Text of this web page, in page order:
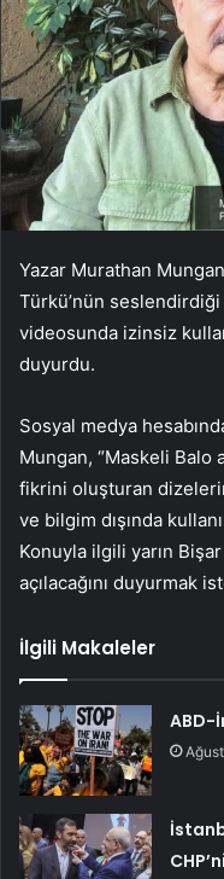
Yazar Murathan
Türkü’nün seslendirdiği
videosunda izinsiz
duyurdu.
Sosyal medya
Mungan, “Maskeli Balo
fikrini oluşturan
ve bilgim dışında
Konuyla ilgili yarın
açılacağını duyurmak
İlgili Makaleler
ABD-